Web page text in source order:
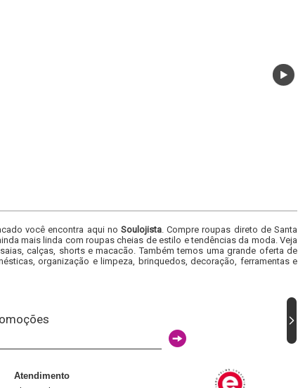
você encontra aqui no Soulojista. Compre roupas direto de Santa
mais linda com roupas cheias de estilo e tendências da moda. Veja
calças, shorts e macacão. Também temos uma grande oferta de
organização e limpeza, brinquedos, decoração, ferramentas e
Atendimento